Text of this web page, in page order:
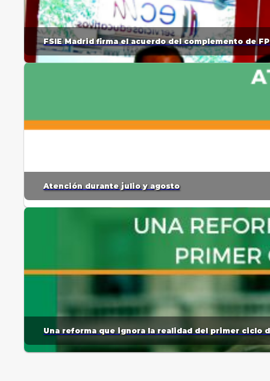
FSIE Madrid firma el acuerdo del complemento de
Atención durante julio y agosto
Una reforma que ignora la realidad del primer ciclo